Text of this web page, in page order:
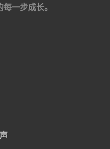
一步成长。